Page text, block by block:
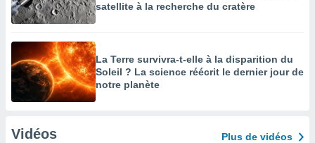
satellite à la recherche du cratère
La Terre survivra-t-elle à la disparition du
Soleil ? La science réécrit le dernier jour de
notre planète
Vidéos Plus de vidéos